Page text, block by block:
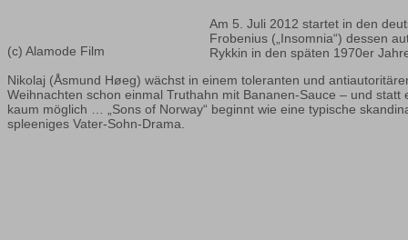
(c) Alamode Film
Am 5. Juli 2012 startet in den
Frobenius („Insomnia“) dessen
Rykkin in den späten 1970er
Nikolaj (Åsmund Høeg) wächst in einem toleranten und
Weihnachten schon einmal Truthahn mit Bananen-Sauce – und
kaum möglich … „Sons of Norway“ beginnt wie eine typische
spleeniges Vater-Sohn-Drama.